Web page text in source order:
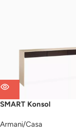
SMART Konsol
Armani/Casa